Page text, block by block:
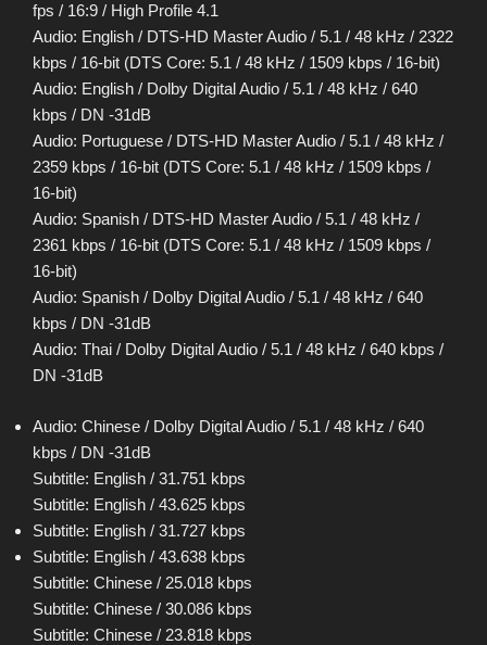
fps / 16:9 / High Profile 4.1
Audio: English / DTS-HD Master Audio / 5.1 / 48 kHz / 2322
kbps / 16-bit (DTS Core: 5.1 / 48 kHz / 1509 kbps / 16-bit)
Audio: English / Dolby Digital Audio / 5.1 / 48 kHz / 640
kbps / DN -31dB
Audio: Portuguese / DTS-HD Master Audio / 5.1 / 48 kHz /
2359 kbps / 16-bit (DTS Core: 5.1 / 48 kHz / 1509 kbps /
16-bit)
Audio: Spanish / DTS-HD Master Audio / 5.1 / 48 kHz /
2361 kbps / 16-bit (DTS Core: 5.1 / 48 kHz / 1509 kbps /
16-bit)
Audio: Spanish / Dolby Digital Audio / 5.1 / 48 kHz / 640
kbps / DN -31dB
Audio: Thai / Dolby Digital Audio / 5.1 / 48 kHz / 640 kbps /
DN -31dB
Audio: Chinese / Dolby Digital Audio / 5.1 / 48 kHz / 640
kbps / DN -31dB
Subtitle: English / 31.751 kbps
Subtitle: English / 43.625 kbps
Subtitle: English / 31.727 kbps
Subtitle: English / 43.638 kbps
Subtitle: Chinese / 25.018 kbps
Subtitle: Chinese / 30.086 kbps
Subtitle: Chinese / 23.818 kbps